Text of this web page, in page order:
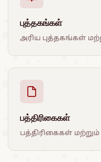
புத்தகங்கள்
அரிய புத்தகங்கள்
பத்திரிகைகள்
பத்திரிகைகள்